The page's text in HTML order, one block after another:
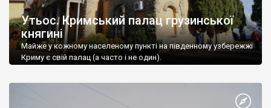
Утьос. Кримський палац грузинської
княгині
Майже у кожному населеному пункті на південному узбережжі
Криму є свій палац (а часто і не один).